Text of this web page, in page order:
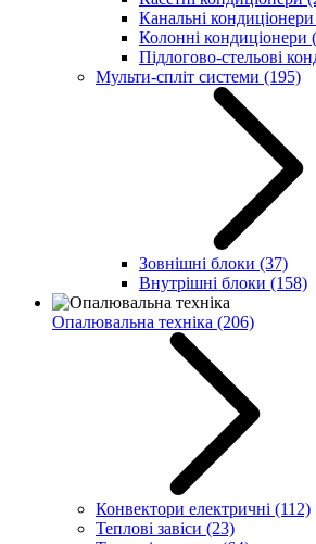
Канальні кондиціонери
Колонні кондиціонери
Підлогово-стельові
Мульти-спліт системи (195)
Зовнішні блоки (37)
Внутрішні блоки (158)
Опалювальна техніка (206)
Конвектори електричні (112)
Теплові завіси (23)